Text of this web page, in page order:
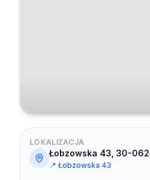
LOKALIZACJA
Łobzowska 43, 30-
📍 Łobzowska 43